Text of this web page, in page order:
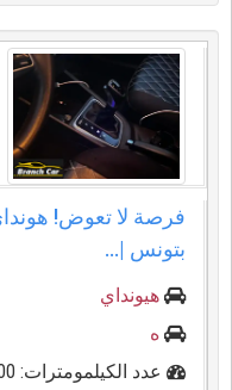
بتونس |...
هيونداي
ه
عدد الكيلمومترات: 100000 كم